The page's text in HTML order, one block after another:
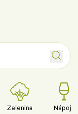
Zelenina Nápoje